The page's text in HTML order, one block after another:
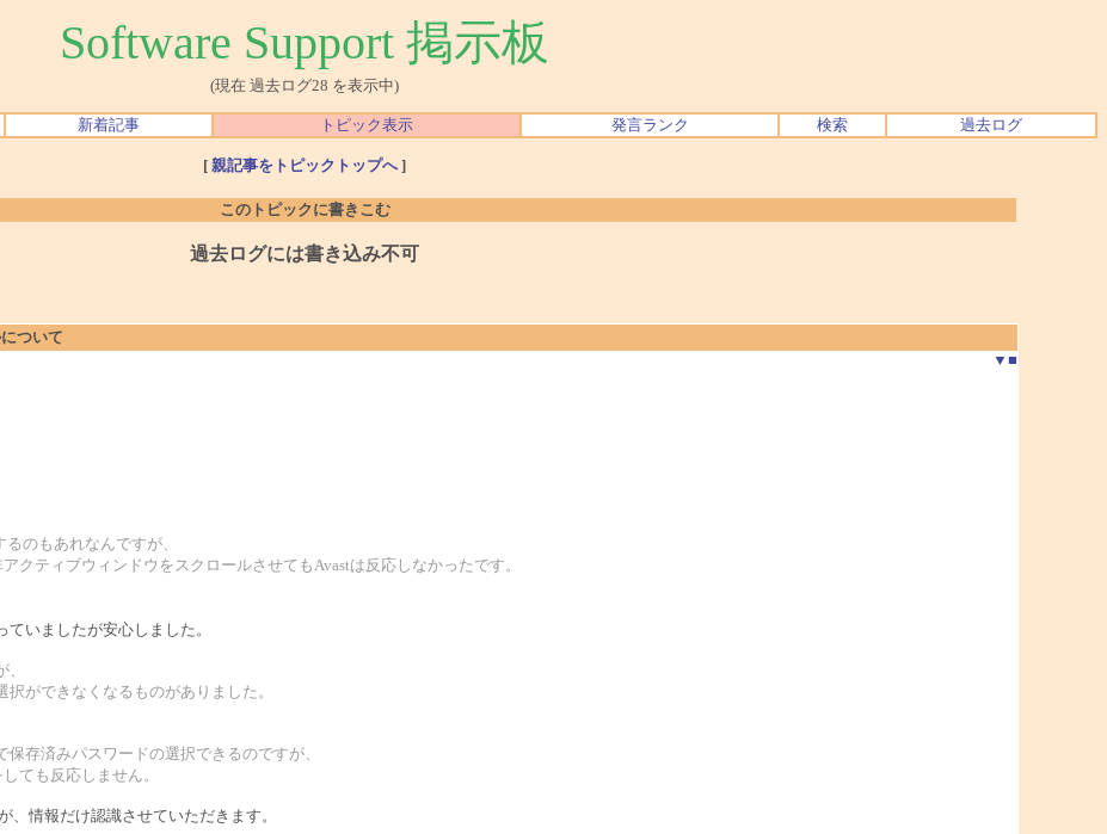
Software Support 掲示板
(現在 過去ログ28 を表示中)
新着記事 トピック表示 発言ランク 検索 過去ログ
[ 親記事をトピックトップへ]
このトピックに書きこむ
過去ログには書き込み不可
ついて
▼ ■
のもあれなんですが、
クティブウィンドウをスクロールさせてもAvastは反応しなかったです。
いましたが安心しました。
ができなくなるものがありました。
存済みパスワードの選択できるのですが、
ても反応しません。
情報だけ認識させていただきます。